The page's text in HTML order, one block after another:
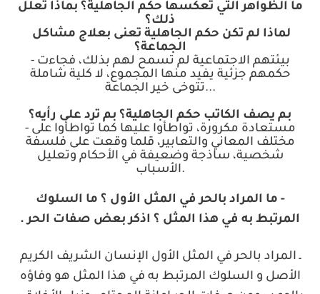
ما الظواهر التي تعكسها حكم الجاهلية؟ بماذا تعلل
ذلك؟
لماذا لم تكن حكم الجاهلية تعنى بعلاج مشاكل
الجماعة؟
- بيئتهم الاجتماعية لم تسمح لهم بذلك، فجاءت
حكمهم جزئية يفيد منها المجموع، لا كلية شاملة
تتوخى خير الجماعة...
بم يصف الكاتب حكم الجاهلية؟ بم ترد على رأيه؟
- مستعادة مكرورة، تواطأوا عليها كما تواطأوا على
مختلف المعاني والتعابير، قلما وقعت على فلسفة
شخصية، ساذجة وضعيفة في الأحكام وتعليل
الأسباب.
- ما المراد بالحر في المثل الأول ؟ ما السلوك
المرتبط به في هذا المثل ؟ اذكر بعض صفات الحر .
ـ المراد بالحر في المثل الأول الإنسان الشريف الكريم
الأصل و السلوك المرتبط به في هذا المثل هو وفاؤه